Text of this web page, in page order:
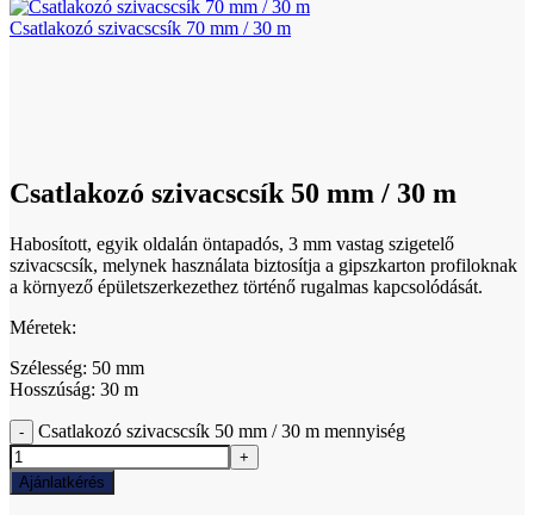
Csatlakozó szivacscsík 70 mm / 30 m
Csatlakozó szivacscsík 50 mm / 30 m
Habosított, egyik oldalán öntapadós, 3 mm vastag szigetelő
szivacscsík, melynek használata biztosítja a gipszkarton profiloknak
a környező épületszerkezethez történő rugalmas kapcsolódását.
Méretek:
Szélesség: 50 mm
Hosszúság: 30 m
Csatlakozó szivacscsík 50 mm / 30 m mennyiség
Ajánlatkérés